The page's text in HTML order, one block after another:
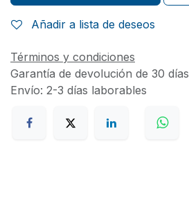
Añadir a lista de deseos
Términos y condiciones
Garantía de devolución de 30 días
Envío: 2-3 días laborables